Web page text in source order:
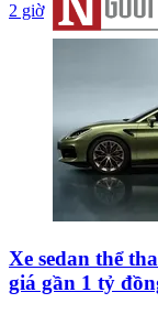
2 giờ
Xe sedan thể
giá gần 1 tỷ